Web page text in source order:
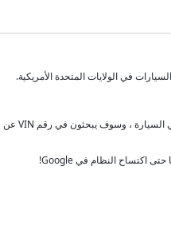
في الولايات المتحدة الأمريكية.
لذلك ، يعد البحث في تاريخ السيارات وسيلة لإظهار التحيز في التسعير. لن يهتم أي شخص بكمية الأموال التي استثمرها المالك في السيارة ، وسوف يبحثون في رقم VIN عن